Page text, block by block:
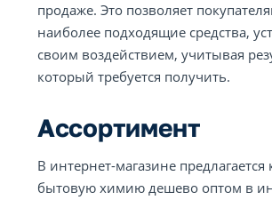
продаже. Это позволяет
наиболее подходящие средства,
своим воздействием, учитывая
который требуется получить.
Ассортимент
В интернет-магазине предлагается
бытовую химию дешево оптом в